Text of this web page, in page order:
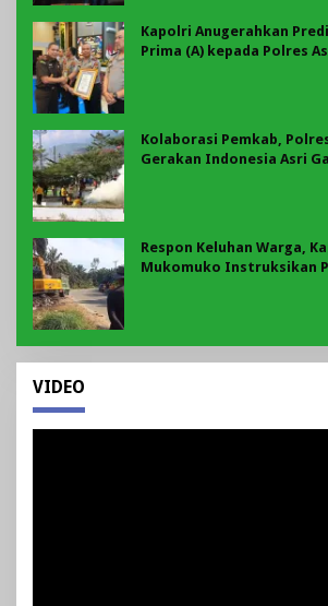
Kapolri Anugerahkan
Prima (A) kepada Polres
Kolaborasi Pemkab,
Gerakan Indonesia Asri
Respon Keluhan Warga,
Mukomuko Instruksikan
VIDEO